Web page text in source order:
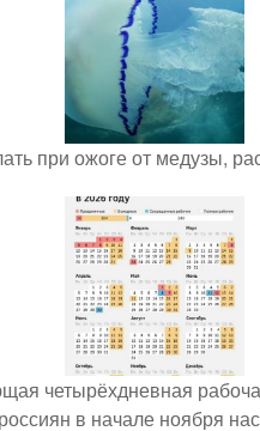
при ожоге от медузы,
четырёхдневная
россиян в начале ноября